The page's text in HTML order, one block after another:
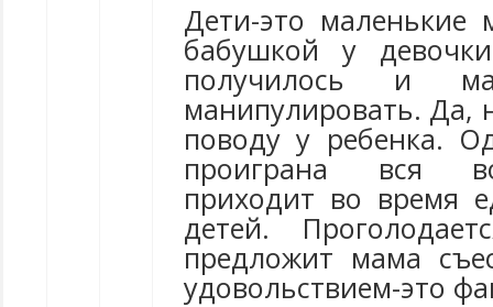
Дети-это маленькие
бабушкой у
получилось и
манипулировать. Да,
поводу у ребенка.
проиграна вся
приходит во время
детей.
предложит мама
удовольствием-это